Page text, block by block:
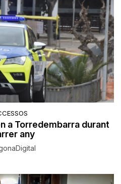
a Torredembarra durant
any